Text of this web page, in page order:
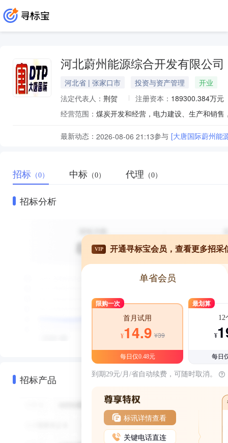
河北蔚州能源综合开发有限公司
河北省 | 张家口市 投资与资产管理
开业
法定代表人： 荆贺 注册资本： 189300.384万元
经营范围：
最新动态： 2026-08-06 21:13参与 [大唐国际蔚州能
招标 （0） 中标 （0） 代理 （0）
招标分析
招标产品
VIP 开通寻标宝会员，查看更多招采
单省会员
限购一次
首月试用
¥14.9 ¥39
每日仅0.48元
最划算
12
¥
每日
到期29元/月/省自动续费，可随时取消。
标讯详情查看
关键电话直连